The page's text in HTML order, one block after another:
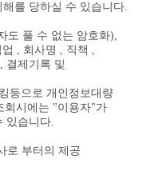
를 당하실 수 있습니다.
도 풀 수 없는 암호화),
, 회사명 , 직책 ,
결제기록 및
등으로 개인정보대량
회시에는 "이용자"가
있습니다.
로 부터의 제공